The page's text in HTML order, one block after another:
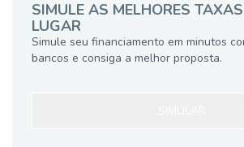
SIMULE AS MELHORES
LUGAR
Simule seu financiamento em minutos
bancos e consiga a melhor proposta.